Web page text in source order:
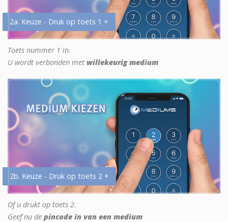
2a. Keuze - Druk op toets 1 +
Toets nummer 1 in.
U wordt verbonden met willekeurig medium
2b. Keuze - Druk op toets 2 +
Of u drukt op toets 2.
Geef nu de pincode in van een medium